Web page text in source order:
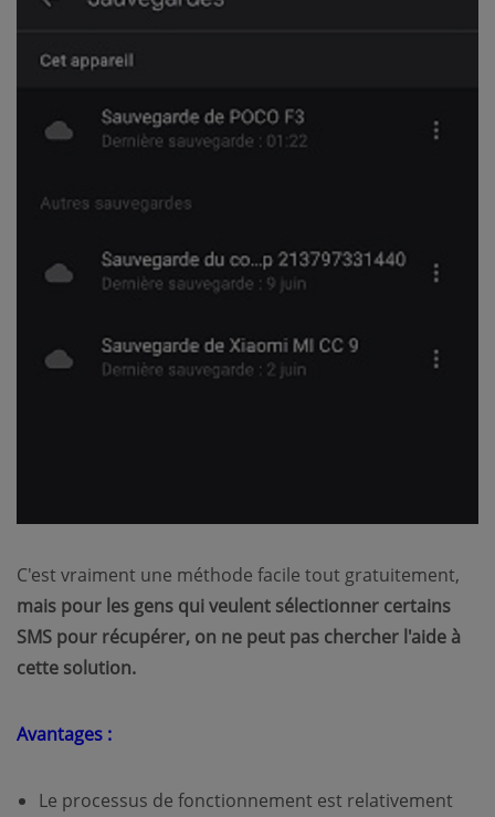
C'est vraiment une méthode facile tout gratuitement,
mais pour les gens qui veulent sélectionner certains
SMS pour récupérer, on ne peut pas chercher l'aide à
cette solution.
Avantages :
Le processus de fonctionnement est relativement